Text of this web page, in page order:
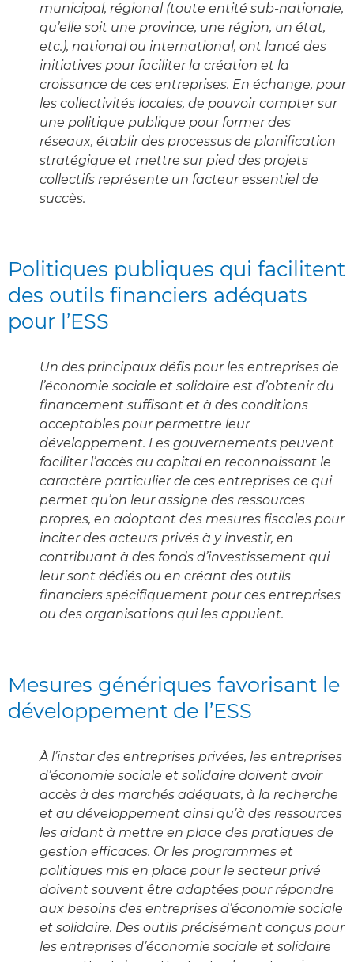
municipal, régional (toute entité sub-nationale,
qu’elle soit une province, une région, un état,
etc.), national ou international, ont lancé des
initiatives pour faciliter la création et la
croissance de ces entreprises. En échange, pour
les collectivités locales, de pouvoir compter sur
une politique publique pour former des
réseaux, établir des processus de planification
stratégique et mettre sur pied des projets
collectifs représente un facteur essentiel de
succès.
Politiques publiques qui facilitent
des outils financiers adéquats
pour l’ESS
Un des principaux défis pour les entreprises de
l’économie sociale et solidaire est d’obtenir du
financement suffisant et à des conditions
acceptables pour permettre leur
développement. Les gouvernements peuvent
faciliter l’accès au capital en reconnaissant le
caractère particulier de ces entreprises ce qui
permet qu’on leur assigne des ressources
propres, en adoptant des mesures fiscales pour
inciter des acteurs privés à y investir, en
contribuant à des fonds d’investissement qui
leur sont dédiés ou en créant des outils
financiers spécifiquement pour ces entreprises
ou des organisations qui les appuient.
Mesures génériques favorisant le
développement de l’ESS
À l’instar des entreprises privées, les entreprises
d’économie sociale et solidaire doivent avoir
accès à des marchés adéquats, à la recherche
et au développement ainsi qu’à des ressources
les aidant à mettre en place des pratiques de
gestion efficaces. Or les programmes et
politiques mis en place pour le secteur privé
doivent souvent être adaptées pour répondre
aux besoins des entreprises d’économie sociale
et solidaire. Des outils précisément conçus pour
les entreprises d’économie sociale et solidaire